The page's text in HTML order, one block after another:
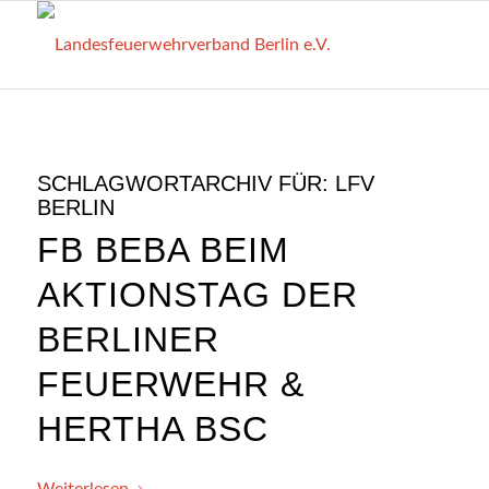
SCHLAGWORTARCHIV FÜR: LFV
BERLIN
FB BEBA BEIM
AKTIONSTAG DER
BERLINER
FEUERWEHR &
HERTHA BSC